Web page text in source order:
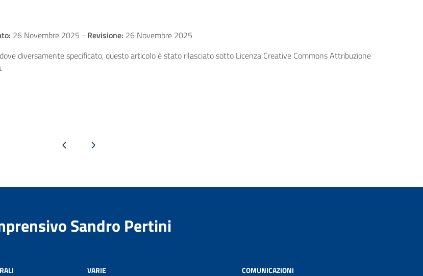
26 Novembre 2025 - Revisione: 26 Novembre 2025
diversamente specificato, questo articolo è stato rilasciato sotto Licenza Creative Commons Attribuzione
Pagina precedentePagina successiva
Sandro Pertini
VARIE COMUNICAZIONI